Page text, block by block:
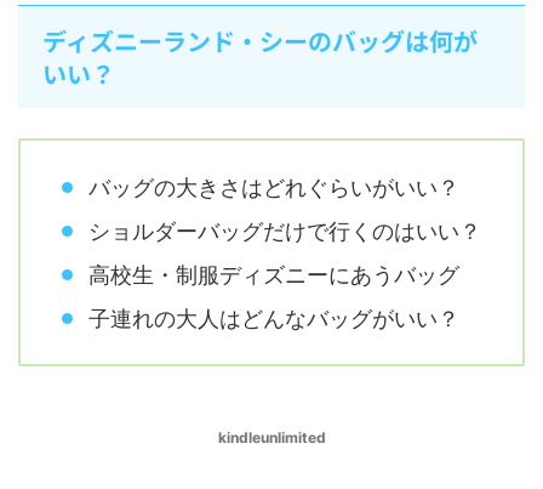
ディズニーランド・シーのバッグは何が
いい？
バッグの大きさはどれぐらいがいい？
ショルダーバッグだけで行くのはいい？
高校生・制服ディズニーにあうバッグ
子連れの大人はどんなバッグがいい？
kindleunlimited